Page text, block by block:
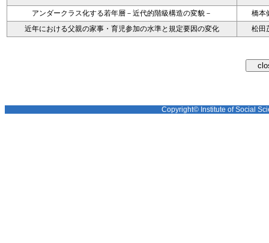
アンダークラス化する若年層－近代的階級構造の変貌－
橋本
近年における父親の家事・育児参加の水準と規定要因の変化
松田
Copyright© Institute of Social